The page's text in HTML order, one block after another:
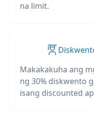
na limit.
Makakakuha ang
ng 30% diskwento
isang discounted